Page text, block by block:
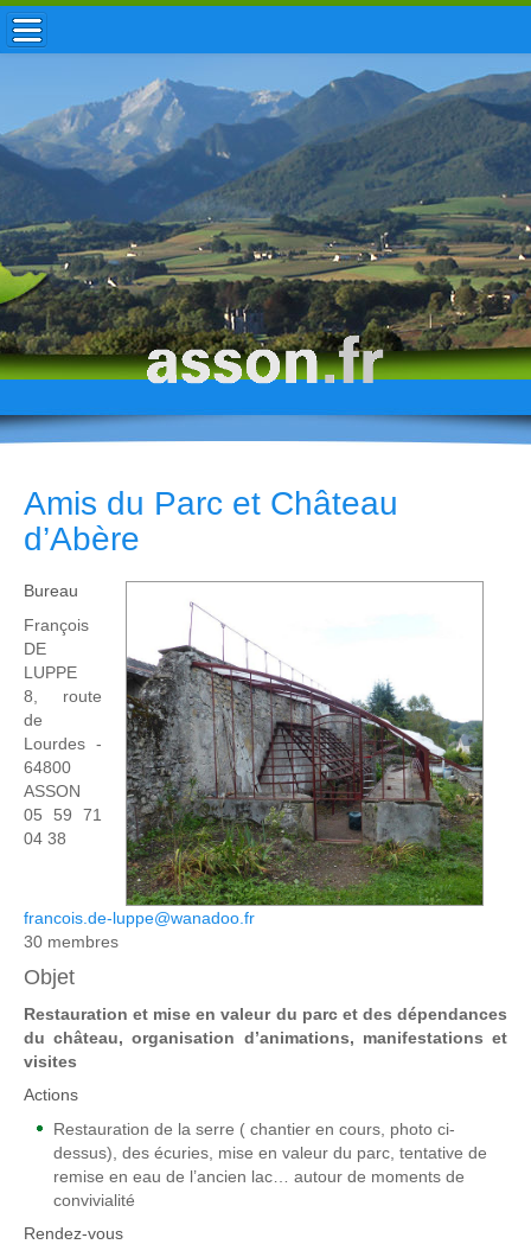
ACCUEIL / INFOS
MUNICIPALITÉ
VIE LOCALE
ENFANCE
TOURISME
HISTOIRE
Amis du Parc et Château
d’Abère
Bureau
François
DE
LUPPE
8, route
de
Lourdes -
64800
ASSON
05 59 71
04 38
francois.de-luppe@wanadoo.fr
30 membres
Objet
Restauration et mise en valeur du parc et des dépendances
du château, organisation d’animations, manifestations et
visites
Actions
Restauration de la serre ( chantier en cours, photo ci-
dessus), des écuries, mise en valeur du parc, tentative de
remise en eau de l’ancien lac… autour de moments de
convivialité
Rendez-vous